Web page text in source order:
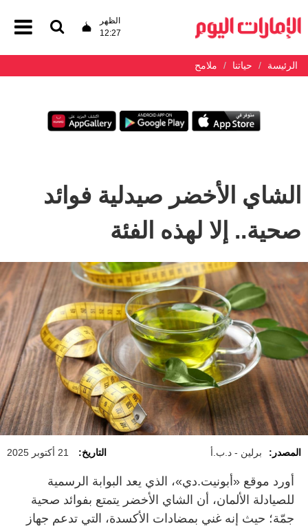
الظهر
12:27
الرئيسة حياتنا ملامح
الشاي الأخضر صيدلية فوائد
صحية.. إلا لهذه الفئة
المصدر: برلين - د.ب.أ التاريخ: 21 أكتوبر 2025
أورد موقع «أبونيت.دي»، الذي يعد البوابة الرسمية
للصيادلة الألمان، أن الشاي الأخضر يتمتع بفوائد صحية
جمّة؛ حيث إنه غني بمضادات الأكسدة، التي تدعم جهاز